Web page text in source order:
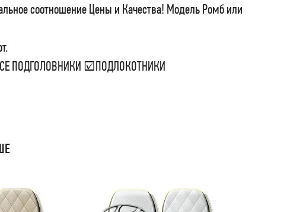
соотношение Цены и Качества! Модель Ромб или
ПОДГОЛОВНИКИ ☑ПОДЛОКОТНИКИ